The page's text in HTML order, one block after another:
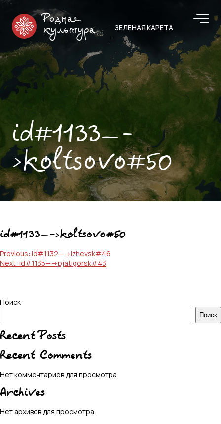
Родная
культура
ЗЕЛЕНАЯ КАРЕТА
id#1133—-
>koltsovo#50
id#1133—->koltsovo#50
Навигация
по
Previous: id#1132—->izhevsk#46
Next: id#1135—->pjatigorsk#43
Поиск
Поиск
Recent Posts
Recent Comments
Нет комментариев для просмотра.
Archives
Нет архивов для просмотра.